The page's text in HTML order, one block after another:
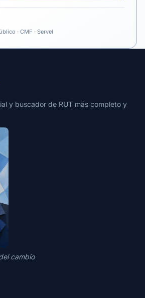
· CMF · Servel
y buscador de RUT más completo y
cambio